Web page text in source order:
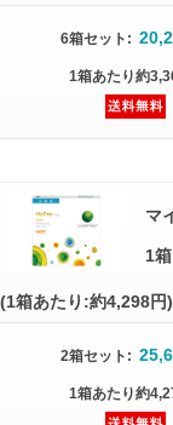
6箱セット :
1箱あたり約
マ
1
(1箱あたり:約4,298円)
2箱セット :
1箱あたり約